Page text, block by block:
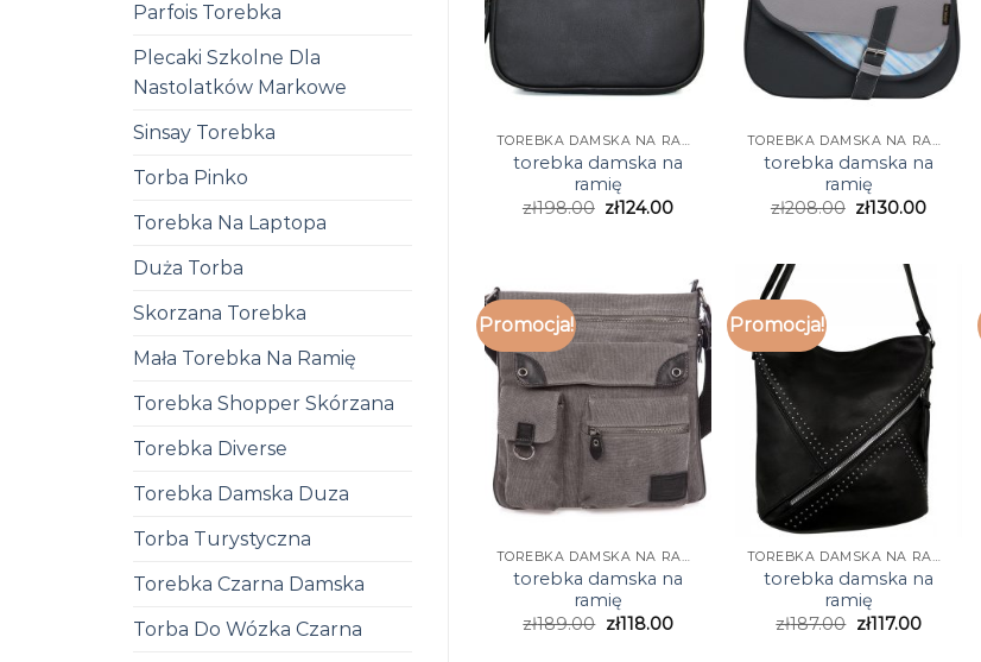
Parfois Torebka
Plecaki Szkolne Dla
Nastolatków Markowe
Sinsay Torebka
Torba Pinko
Torebka Na Laptopa
Duża Torba
Skorzana Torebka
Mała Torebka Na Ramię
Torebka Shopper Skórzana
Torebka Diverse
Torebka Damska Duza
Torba Turystyczna
Torebka Czarna Damska
Torba Do Wózka Czarna
TOREBKA DAMSKA NA RAMIĘ
torebka damska na
ramię
zł198.00 zł124.00
TOREBKA DAMSKA NA RAMIĘ
torebka damska na
ramię
zł208.00 zł130.00
Promocja!
TOREBKA DAMSKA NA RAMIĘ
torebka damska na
ramię
zł189.00 zł118.00
Promocja!
TOREBKA DAMSKA NA RAMIĘ
torebka damska na
ramię
zł187.00 zł117.00